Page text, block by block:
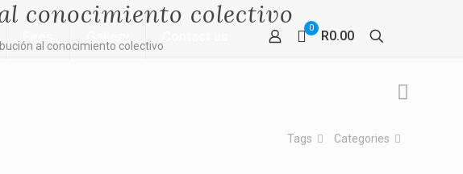
0
R0.00
conocimiento colectivo
al conocimiento colectivo
Categories
Tags